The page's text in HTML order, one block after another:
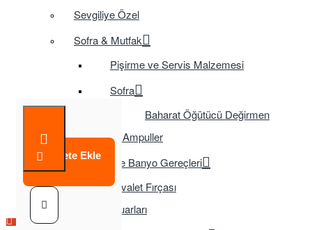
Sevgiliye Özel
Sofra & Mutfak
Pişirme ve Servis Malzemesi
Sofra
Baharat Öğütücü Değirmen
Tasarruflu Ampuller
Temizlik ve Banyo Gereçleri
Tuvalet Fırçası
TV Aksesuarları
Sepete Ekle
Çok Satılan Ürün